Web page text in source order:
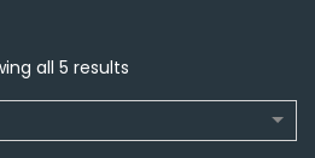
all 5 results